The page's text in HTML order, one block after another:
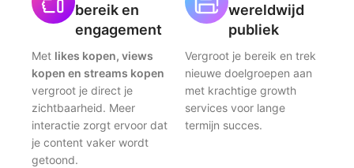
bereik en
engagement
Met likes kopen, views
kopen en streams kopen
vergroot je direct je
zichtbaarheid. Meer
interactie zorgt ervoor dat
je content vaker wordt
getoond.
wereldwijd
publiek
Vergroot je bereik en trek
nieuwe doelgroepen aan
met krachtige growth
services voor lange
termijn succes.